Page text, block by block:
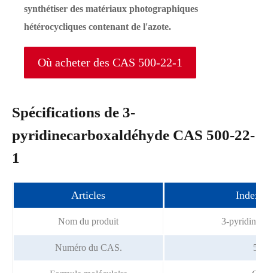
synthétiser des matériaux photographiques
hétérocycliques contenant de l'azote.
Où acheter des CAS 500-22-1
Spécifications de 3-
pyridinecarboxaldéhyde CAS 500-22-
1
Articles Index
Nom du produit 3-
Numéro du CAS.